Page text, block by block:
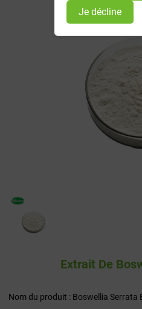
Extrait De
Nom du produit : Boswellia Serrata
Je décline